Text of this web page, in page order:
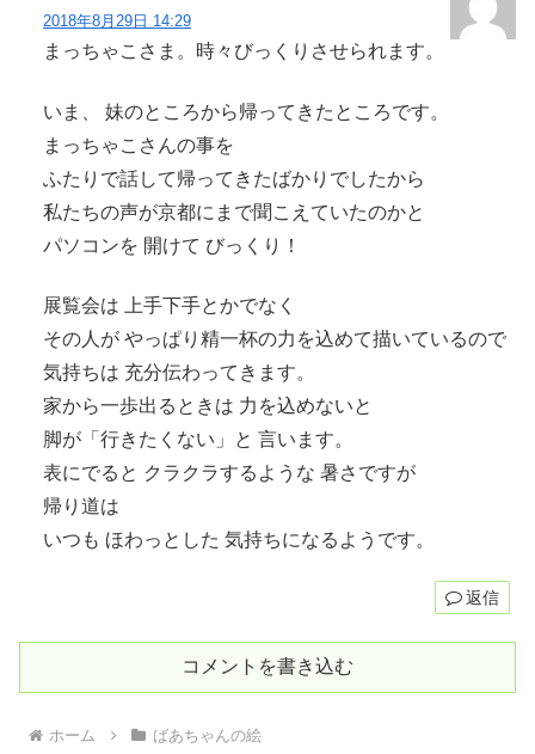
2018年8月29日 14:29
まっちゃこさま。時々びっくりさせられます。
いま、 妹のところから帰ってきたところです。
まっちゃこさんの事を
ふたりで話して帰ってきたばかりでしたから
私たちの声が京都にまで聞こえていたのかと
パソコンを 開けて びっくり！
展覧会は 上手下手とかでなく
その人が やっぱり精一杯の力を込めて描いているので
気持ちは 充分伝わってきます。
家から一歩出るときは 力を込めないと
脚が「行きたくない」と 言います。
表にでると クラクラするような 暑さですが
帰り道は
いつも ほわっとした 気持ちになるようです。
返信
コメントを書き込む
ホーム ばあちゃんの絵